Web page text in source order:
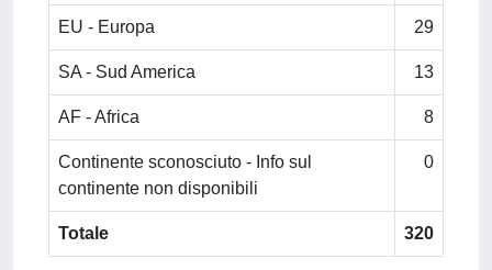
EU - Europa 29
SA - Sud America 13
AF - Africa 8
Continente sconosciuto - Info sul
continente non disponibili
0
Totale 320